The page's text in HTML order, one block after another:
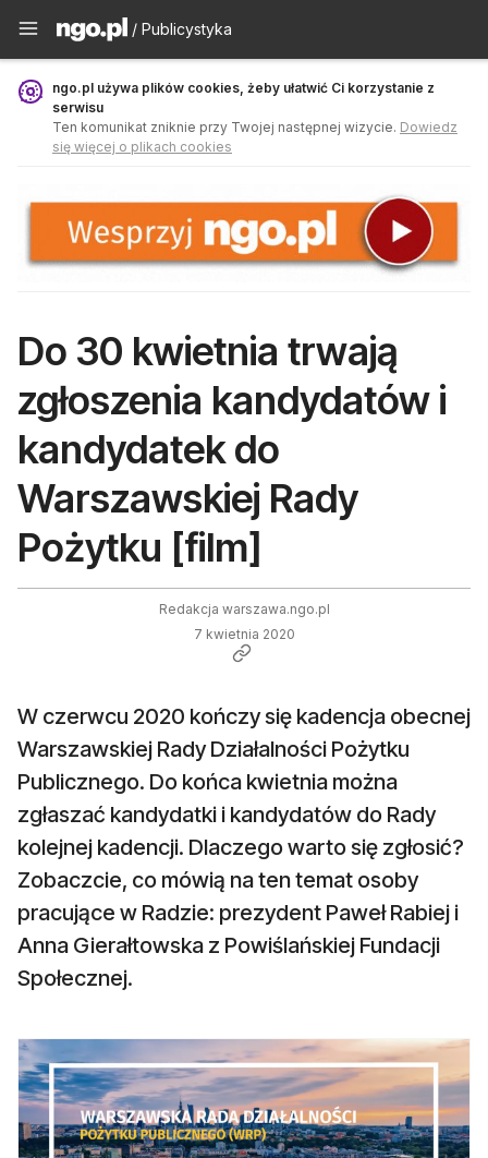
Publicystyka - ngo.pl
/ Publicystyka
ngo.pl używa plików cookies, żeby ułatwić Ci korzystanie z
serwisu
Ten komunikat zniknie przy Twojej następnej wizycie. Dowiedz
się więcej o plikach cookies
Do 30 kwietnia trwają
zgłoszenia kandydatów i
kandydatek do
Warszawskiej Rady
Pożytku [film]
Redakcja warszawa.ngo.pl
7 kwietnia 2020
W czerwcu 2020 kończy się kadencja obecnej
Warszawskiej Rady Działalności Pożytku
Publicznego. Do końca kwietnia można
zgłaszać kandydatki i kandydatów do Rady
kolejnej kadencji. Dlaczego warto się zgłosić?
Zobaczcie, co mówią na ten temat osoby
pracujące w Radzie: prezydent Paweł Rabiej i
Anna Gierałtowska z Powiślańskiej Fundacji
Społecznej.